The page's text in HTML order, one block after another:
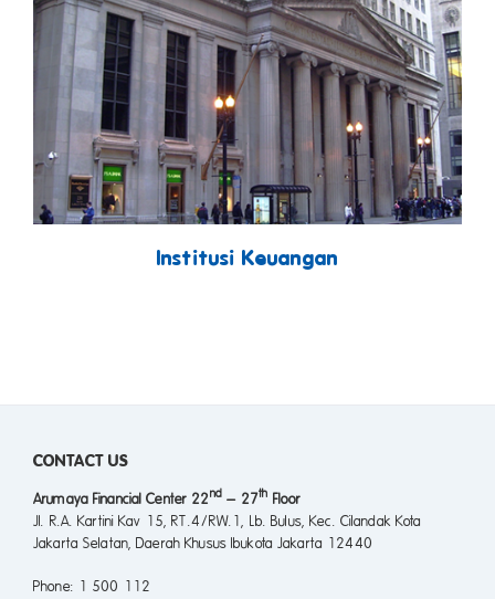
Institusi Keuangan
CONTACT US
Arumaya Financial Center 22nd– 27th Floor
Jl. R.A. Kartini Kav 15, RT.4/RW.1, Lb. Bulus, Kec. Cilandak Kota
Jakarta Selatan, Daerah Khusus Ibukota Jakarta 12440
Phone: 1 500 112